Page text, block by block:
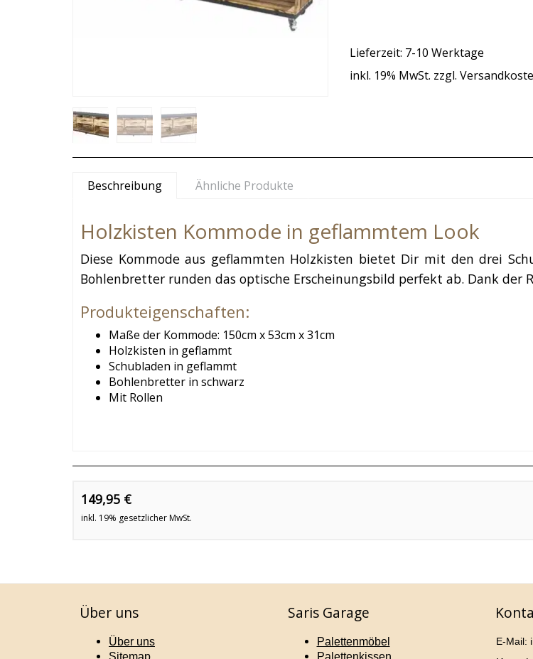
Lieferzeit: 7-10 Werktage
inkl. 19% MwSt. zzgl.
Beschreibung Ähnliche Produkte
Holzkisten Kommode in geflammtem Look
Diese Kommode aus geflammten Holzkisten bietet Dir mit den drei
Bohlenbretter runden das optische Erscheinungsbild perfekt ab. Dank der
Produkteigenschaften:
Maße der Kommode: 150cm x 53cm x 31cm
Holzkisten in geflammt
Schubladen in geflammt
Bohlenbretter in schwarz
Mit Rollen
149,95 €
inkl. 19% gesetzlicher MwSt.
Über uns
Über uns
Sitemap
Saris Garage
Palettenmöbel
Palettenkissen
E-Mail: